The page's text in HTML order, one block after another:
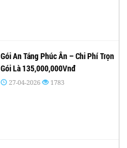
Gói An Táng Phúc Ân – Chi Phí Trọn
Gói Là 135,000,000Vnđ
27-04-2026 1783